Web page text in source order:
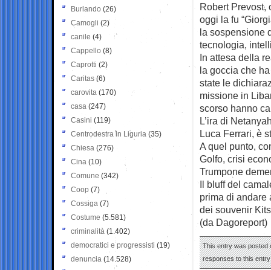
Robert Prevost,
oggi la fu
la sospensione
tecnologia,
In attesa della
la goccia che
state le
missione in
scorso hanno
L’ira di
Luca Ferrari, è
A quel punto,
Golfo, crisi
Trumpone
Il bluff del
prima di andare
dei souvenir
(da Dagoreport)
This entry was posted
responses to this
Burlando (26)
Camogli (2)
canile (4)
Cappello (8)
Caprotti (2)
Caritas (6)
carovita (170)
casa (247)
Casini (119)
Centrodestra in Liguria (35)
Chiesa (276)
Cina (10)
Comune (342)
Coop (7)
Cossiga (7)
Costume (5.581)
criminalità (1.402)
democratici e progressisti (19)
denuncia (14.528)